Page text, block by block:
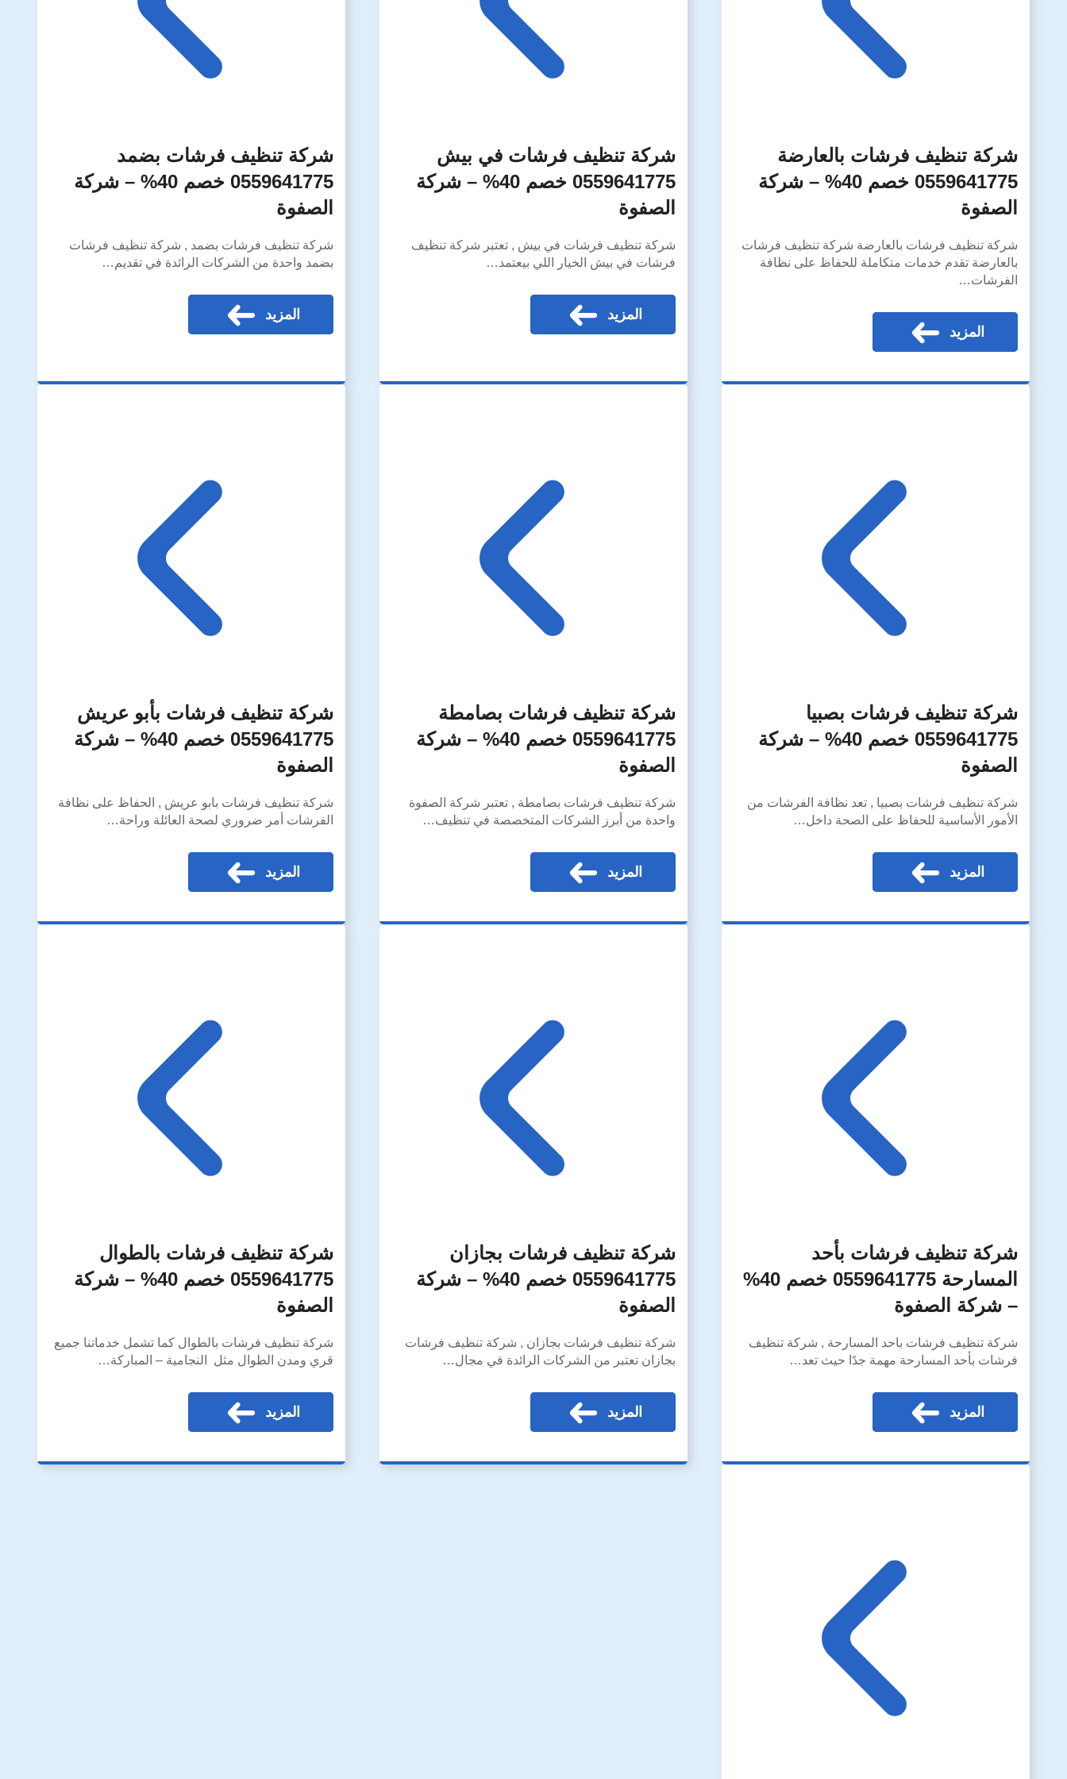
شركة تنظيف فرشات بالعارضة
0559641775 خصم 40% – شركة
الصفوة
شركة تنظيف فرشات بالعارضة شركة تنظيف فرشات
بالعارضة تقدم خدمات متكاملة للحفاظ على نظافة
الفرشات…
المزيد
شركة تنظيف فرشات في بيش
0559641775 خصم 40% – شركة
الصفوة
شركة تنظيف فرشات في بيش , تعتبر شركة تنظيف
فرشات في بيش الخيار اللي بيعتمد…
المزيد
شركة تنظيف فرشات بضمد
0559641775 خصم 40% – شركة
الصفوة
شركة تنظيف فرشات بضمد , شركة تنظيف فرشات
بضمد واحدة من الشركات الرائدة في تقديم…
المزيد
شركة تنظيف فرشات بصبيا
0559641775 خصم 40% – شركة
الصفوة
شركة تنظيف فرشات بصبيا , تعد نظافة الفرشات من
الأمور الأساسية للحفاظ على الصحة داخل…
المزيد
شركة تنظيف فرشات بصامطة
0559641775 خصم 40% – شركة
الصفوة
شركة تنظيف فرشات بصامطة , تعتبر شركة الصفوة
واحدة من أبرز الشركات المتخصصة في تنظيف…
المزيد
شركة تنظيف فرشات بأبو عريش
0559641775 خصم 40% – شركة
الصفوة
شركة تنظيف فرشات بابو عريش , الحفاظ على نظافة
الفرشات أمر ضروري لصحة العائلة وراحة…
المزيد
شركة تنظيف فرشات بأحد
المسارحة 0559641775 خصم 40%
– شركة الصفوة
شركة تنظيف فرشات باحد المسارحة , شركة تنظيف
فرشات بأحد المسارحة مهمة جدًا حيث تعد…
المزيد
شركة تنظيف فرشات بجازان
0559641775 خصم 40% – شركة
الصفوة
شركة تنظيف فرشات بجازان , شركة تنظيف فرشات
بجازان تعتبر من الشركات الرائدة في مجال…
المزيد
شركة تنظيف فرشات بالطوال
0559641775 خصم 40% – شركة
الصفوة
شركة تنظيف فرشات بالطوال كما تشمل خدماتنا جميع
قري ومدن الطوال مثل النجامية – المباركة…
المزيد